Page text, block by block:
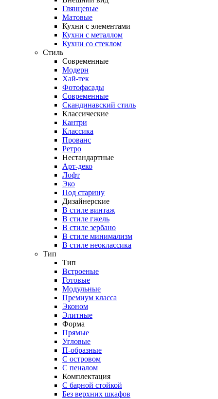
Глянцевые
Матовые
Кухни с элементами
Кухни с металлом
Кухни со стеклом
Стиль
Современные
Модерн
Хай-тек
Фотофасады
Современные
Скандинавский стиль
Классические
Кантри
Классика
Прованс
Ретро
Нестандартные
Арт-деко
Лофт
Эко
Под старину
Дизайнерские
В стиле винтаж
В стиле гжель
В стиле зербано
В стиле минимализм
В стиле неоклассика
Тип
Тип
Встроеные
Готовые
Модульные
Премиум класса
Эконом
Элитные
Форма
Прямые
Угловые
П-образные
С островом
С пеналом
Комплектация
C барной стойкой
Без верхних шкафов